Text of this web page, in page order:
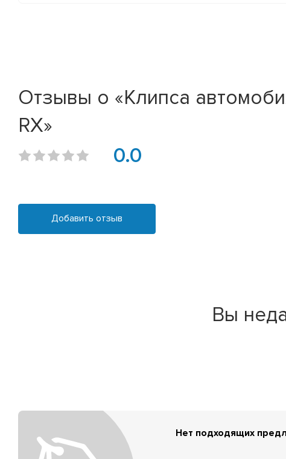
Отзывы о «Клипса
RX»
0.0
Добавить отзыв
Вы
Нет подходящих